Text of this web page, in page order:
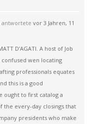
antwortete vor 3 Jahren, 11
D’AGATI. A host of Job
wen locating
professionals equates
this is a good
ought to first catalog a
the every-day closings that
presidents who make